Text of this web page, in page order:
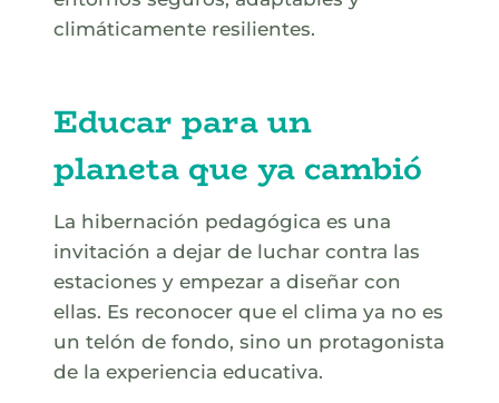
climáticamente resilientes.
Educar para un
planeta que ya cambió
La hibernación pedagógica es una
invitación a dejar de luchar contra las
estaciones y empezar a diseñar con
ellas. Es reconocer que el clima ya no es
un telón de fondo, sino un protagonista
de la experiencia educativa.